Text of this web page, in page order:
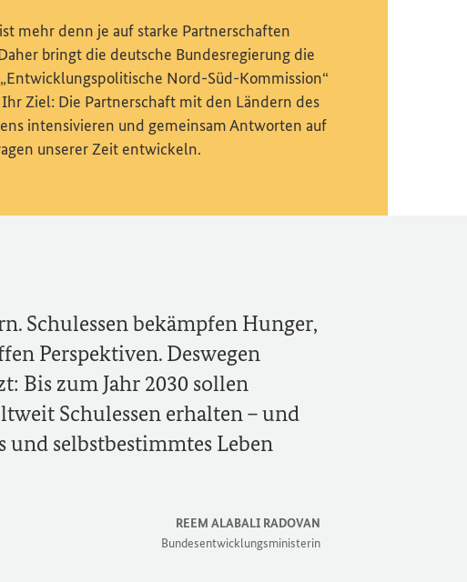
mehr denn je auf starke Partnerschaften
bringt die deutsche Bundesregierung die
Nord-Süd-Kommission“
Ziel: Die Partnerschaft mit den Ländern des
intensivieren und gemeinsam Antworten auf
unserer Zeit entwickeln.
Schulessen bekämpfen Hunger,
Perspektiven. Deswegen
Bis zum Jahr 2030 sollen
Schulessen erhalten – und
und selbstbestimmtes Leben
REEM ALABALI RADOVAN
Bundesentwicklungsministerin